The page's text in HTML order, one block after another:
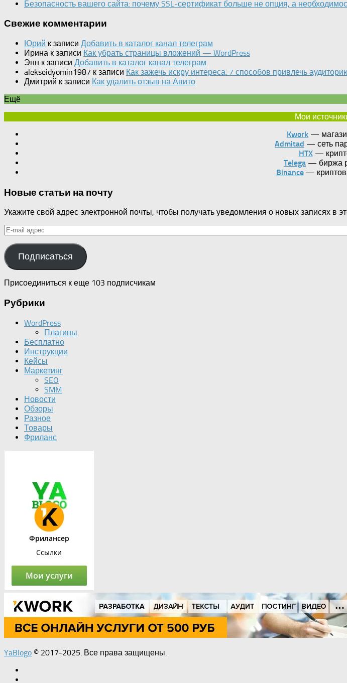
Безопасность вашего сайта: почему SSL-сертификат больше не опция, а
Свежие комментарии
Юрий к записи Добавить в каталог канал телеграм
Ирина к записи Как убрать страницы вложений — WordPress
Энн к записи Добавить в каталог канал телеграм
alekseidyomin1987 к записи Как зажечь искру интереса: 7 способов привлечь
Дмитрий к записи Как удалить отзыв на Авито
Ещё
Мои
Kwork —
Admitad — сеть
HTX —
Telega — биржа
Binance—
Новые статьи на почту
Укажите свой адрес электронной почты, чтобы получать уведомления о новых записях в
E-
адрес
Подписаться
Присоединиться к еще 103 подписчикам
Рубрики
WordPress
Плагины
Бесплатно
Инструкции
Кейсы
Маркетинг
SEO
SMM
Новости
Обзоры
Разное
Товары
Фриланс
YaBlogo © 2017-2025. Все права защищены.